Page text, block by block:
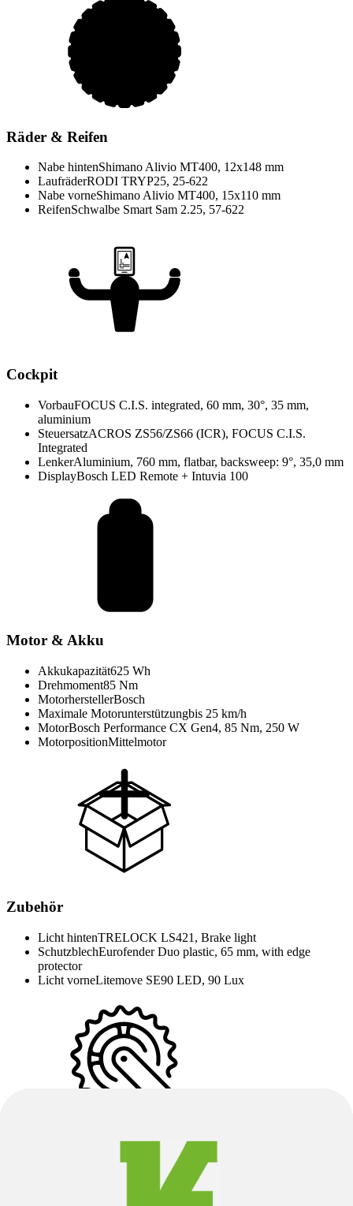
Räder & Reifen
Nabe hintenShimano Alivio MT400, 12x148 mm
LaufräderRODI TRYP25, 25-622
Nabe vorneShimano Alivio MT400, 15x110 mm
ReifenSchwalbe Smart Sam 2.25, 57-622
Cockpit
VorbauFOCUS C.I.S. integrated, 60 mm, 30°, 35 mm,
aluminium
SteuersatzACROS ZS56/ZS66 (ICR), FOCUS C.I.S.
Integrated
LenkerAluminium, 760 mm, flatbar, backsweep: 9°, 35,0 mm
DisplayBosch LED Remote + Intuvia 100
Motor & Akku
Akkukapazität625 Wh
Drehmoment85 Nm
MotorherstellerBosch
Maximale Motorunterstützungbis 25 km/h
MotorBosch Performance CX Gen4, 85 Nm, 250 W
MotorpositionMittelmotor
Zubehör
Licht hintenTRELOCK LS421, Brake light
SchutzblechEurofender Duo plastic, 65 mm, with edge
protector
Licht vorneLitemove SE90 LED, 90 Lux
Shimano Deore M4100, 10-speed
Shimano Deore